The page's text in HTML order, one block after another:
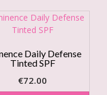
Daily Defense
Tinted SPF
€72.00